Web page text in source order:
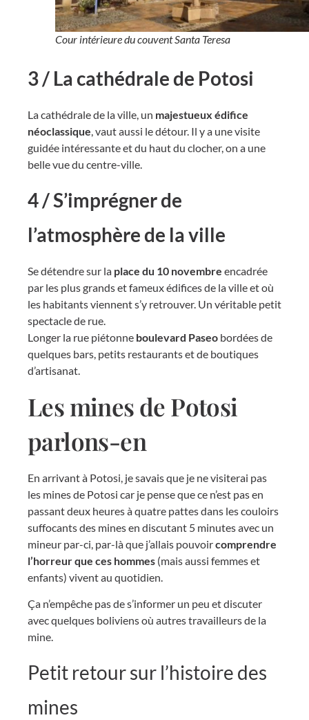
Cour intérieure du couvent Santa Teresa
3 / La cathédrale de Potosi
La cathédrale de la ville, un majestueux édifice
néoclassique , vaut aussi le détour. Il y a une visite
guidée intéressante et du haut du clocher, on a une
belle vue du centre-ville.
4 / S’imprégner de
l’atmosphère de la ville
Se détendre sur la place du 10 novembre encadrée
par les plus grands et fameux édifices de la ville et où
les habitants viennent s’y retrouver. Un véritable petit
spectacle de rue.
Longer la rue piétonne boulevard Paseo bordées de
quelques bars, petits restaurants et de boutiques
d’artisanat.
Les mines de Potosi
parlons-en
En arrivant à Potosi, je savais que je ne visiterai pas
les mines de Potosi car je pense que ce n’est pas en
passant deux heures à quatre pattes dans les couloirs
suffocants des mines en discutant 5 minutes avec un
mineur par-ci, par-là que j’allais pouvoircomprendre
l’horreur que ces hommes (mais aussi femmes et
enfants) vivent au quotidien.
Ça n’empêche pas de s’informer un peu et discuter
avec quelques boliviens où autres travailleurs de la
mine.
Petit retour sur l’histoire des
mines